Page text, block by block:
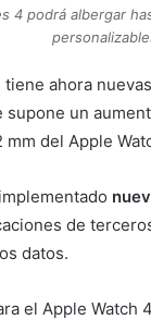
4 podrá albergar
ahora
un
del Apple
de
datos.
el Apple